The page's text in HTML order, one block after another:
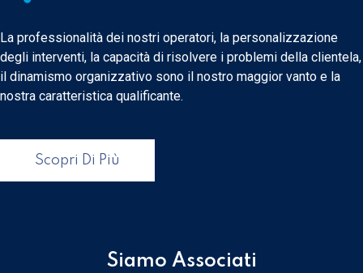
La professionalità dei nostri operatori, la personalizzazione
degli interventi, la capacità di risolvere i problemi della clientela,
il dinamismo organizzativo sono il nostro maggior vanto e la
nostra caratteristica qualificante.
Scopri Di Più
Siamo Associati